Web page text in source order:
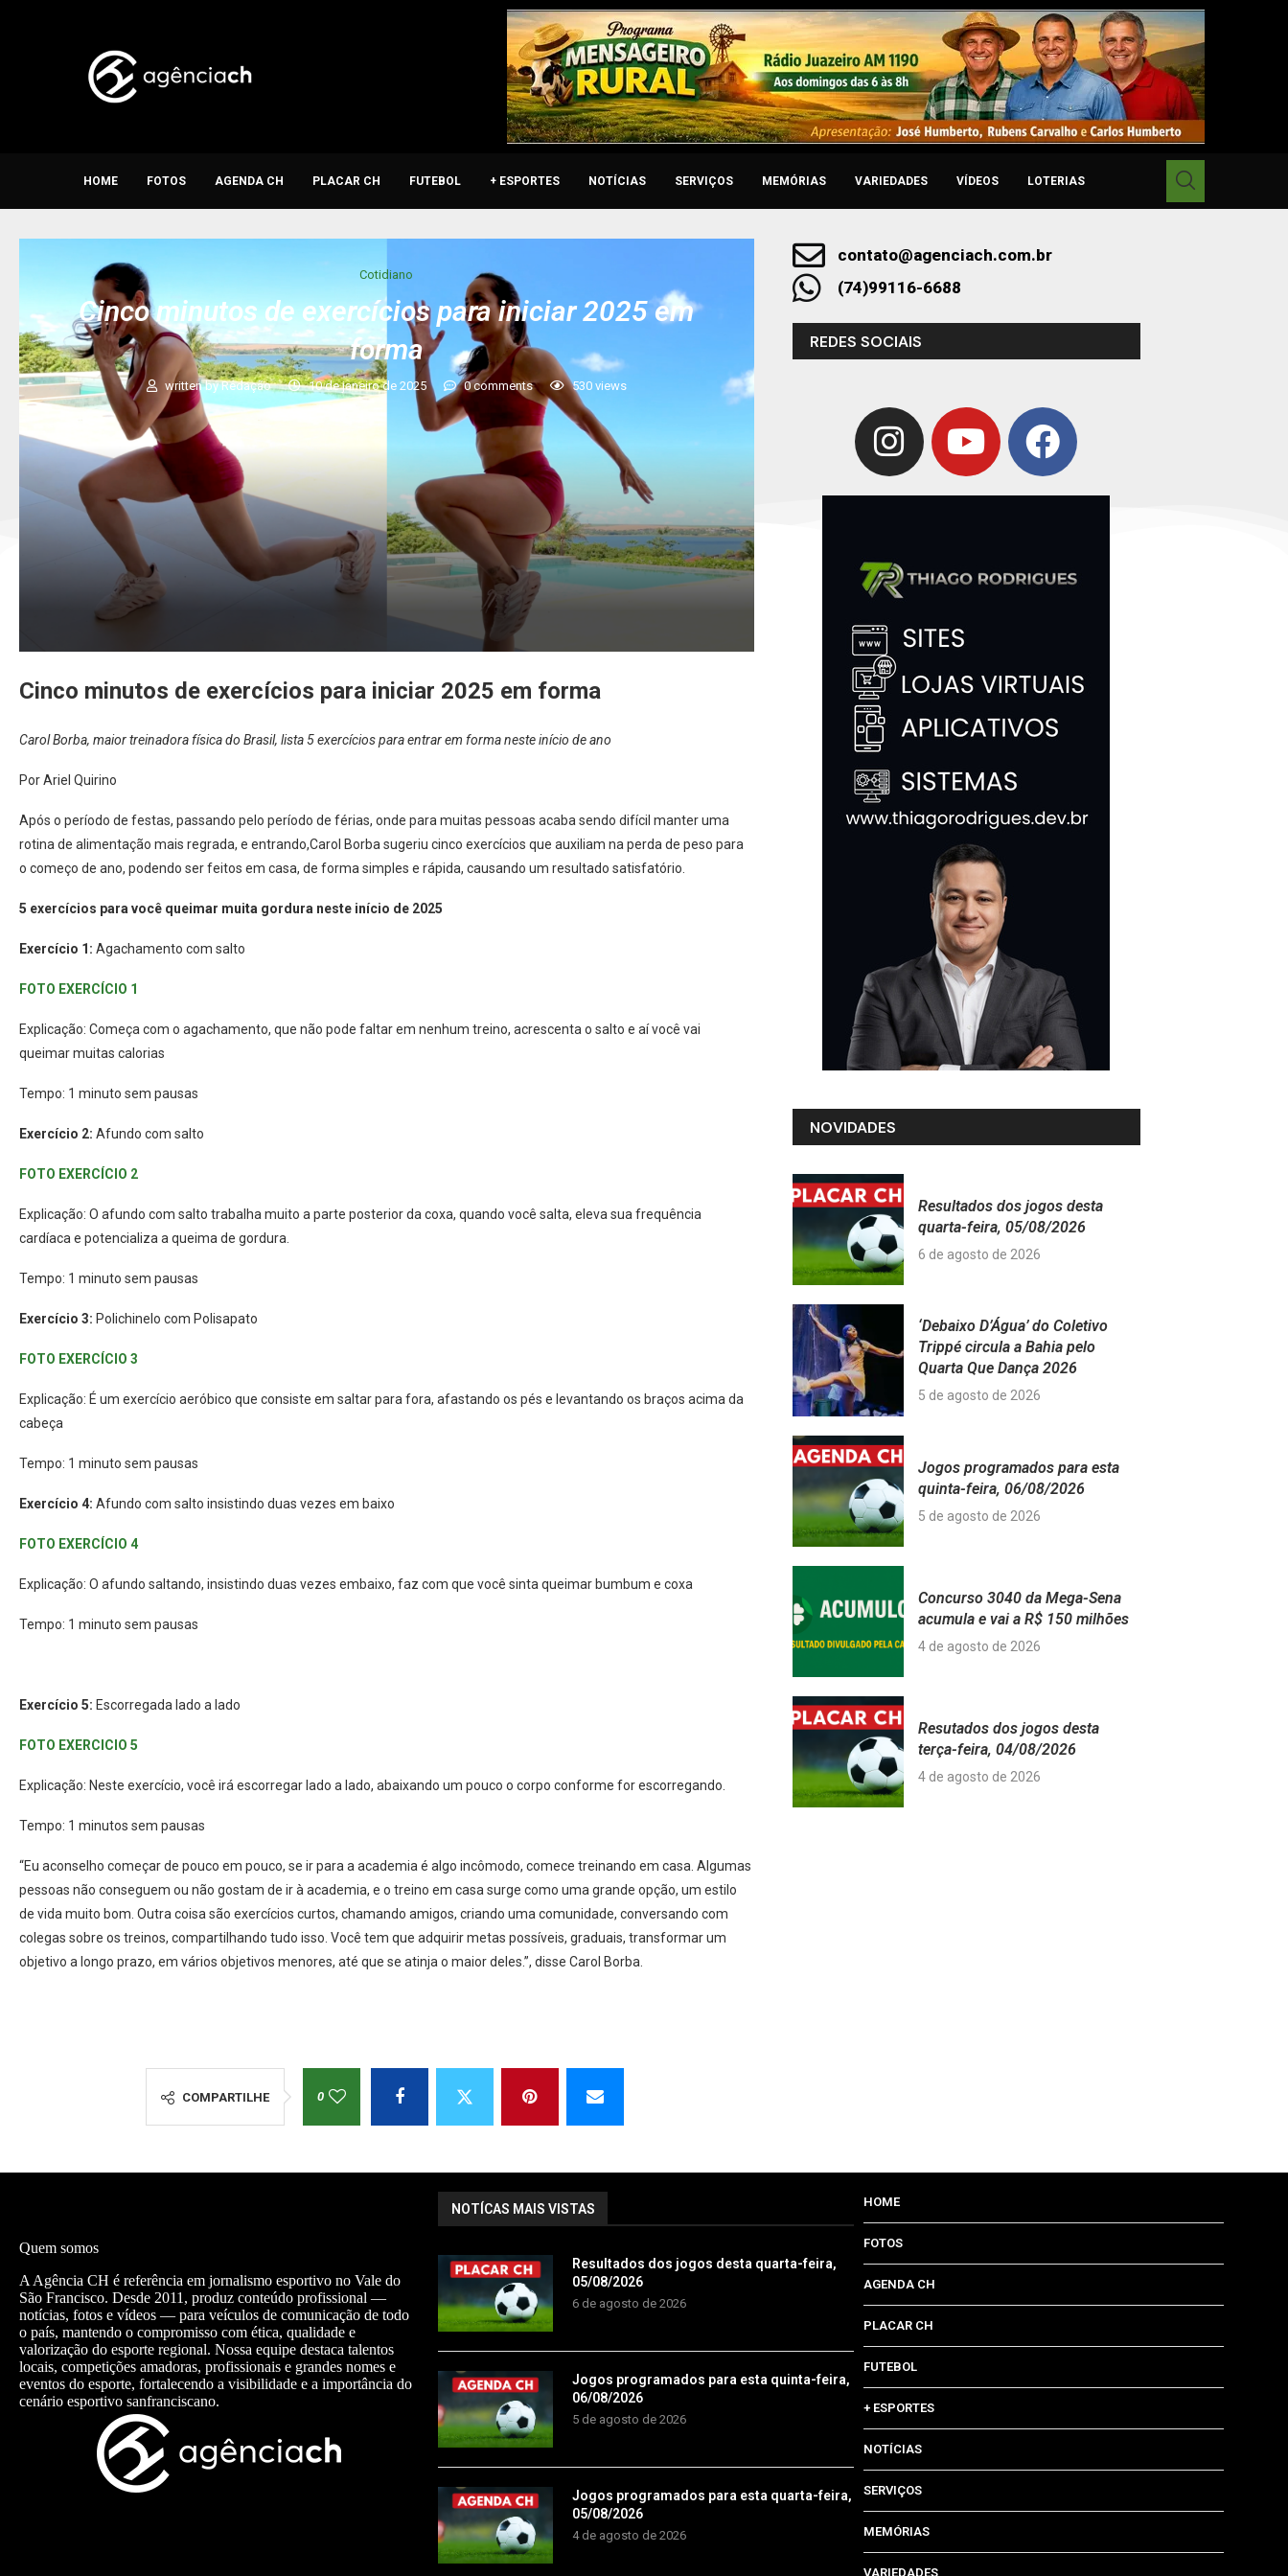
HOME FOTOS AGENDA CH PLACAR CH FUTEBOL + ESPORTES NOTÍCIAS SERVIÇOS MEMÓRIAS VARIEDADES VÍDEOS LOTERIAS
Cotidiano
Cinco minutos de exercícios para iniciar 2025 em
forma
written byRedação 10 de janeiro de 2025 0 comments 530views
Cinco minutos de exercícios para iniciar 2025 em forma
Carol Borba, maior treinadora física do Brasil, lista 5 exercícios para entrar em forma neste início de ano
Por Ariel Quirino
Após o período de festas, passando pelo período de férias, onde para muitas pessoas acaba sendo difícil manter uma
rotina de alimentação mais regrada, e entrando,Carol Borba sugeriu cinco exercícios que auxiliam na perda de peso para
o começo de ano, podendo ser feitos em casa, de forma simples e rápida, causando um resultado satisfatório.
5 exercícios para você queimar muita gordura neste início de 2025
Exercício 1: Agachamento com salto
FOTO EXERCÍCIO 1
Explicação: Começa com o agachamento, que não pode faltar em nenhum treino, acrescenta o salto e aí você vai
queimar muitas calorias
Tempo: 1 minuto sem pausas
Exercício 2: Afundo com salto
FOTO EXERCÍCIO 2
Explicação: O afundo com salto trabalha muito a parte posterior da coxa, quando você salta, eleva sua frequência
cardíaca e potencializa a queima de gordura.
Tempo: 1 minuto sem pausas
Exercício 3: Polichinelo com Polisapato
FOTO EXERCÍCIO 3
Explicação: É um exercício aeróbico que consiste em saltar para fora, afastando os pés e levantando os braços acima da
cabeça
Tempo: 1 minuto sem pausas
Exercício 4: Afundo com salto insistindo duas vezes em baixo
FOTO EXERCÍCIO 4
Explicação: O afundo saltando, insistindo duas vezes embaixo, faz com que você sinta queimar bumbum e coxa
Tempo: 1 minuto sem pausas
Exercício 5: Escorregada lado a lado
FOTO EXERCICIO 5
Explicação: Neste exercício, você irá escorregar lado a lado, abaixando um pouco o corpo conforme for escorregando.
Tempo: 1 minutos sem pausas
“Eu aconselho começar de pouco em pouco, se ir para a academia é algo incômodo, comece treinando em casa. Algumas
pessoas não conseguem ou não gostam de ir à academia, e o treino em casa surge como uma grande opção, um estilo
de vida muito bom. Outra coisa são exercícios curtos, chamando amigos, criando uma comunidade, conversando com
colegas sobre os treinos, compartilhando tudo isso. Você tem que adquirir metas possíveis, graduais, transformar um
objetivo a longo prazo, em vários objetivos menores, até que se atinja o maior deles.”, disse Carol Borba.
COMPARTILHE 0
contato@agenciach.com.br
(74)99116-6688
REDES SOCIAIS
NOVIDADES
Resultados dos jogos desta
quarta-feira, 05/08/2026
6 de agosto de 2026
‘Debaixo D’Água’ do Coletivo
Trippé circula a Bahia pelo
Quarta Que Dança 2026
5 de agosto de 2026
Jogos programados para esta
quinta-feira, 06/08/2026
5 de agosto de 2026
Concurso 3040 da Mega-Sena
acumula e vai a R$ 150 milhões
4 de agosto de 2026
Resutados dos jogos desta
terça-feira, 04/08/2026
4 de agosto de 2026
Quem somos
A Agência CH é referência em jornalismo esportivo no Vale do
São Francisco. Desde 2011, produz conteúdo profissional —
notícias, fotos e vídeos — para veículos de comunicação de todo
o país, mantendo o compromisso com ética, qualidade e
valorização do esporte regional. Nossa equipe destaca talentos
locais, competições amadoras, profissionais e grandes nomes e
eventos do esporte, fortalecendo a visibilidade e a importância do
cenário esportivo sanfranciscano.
NOTÍCAS MAIS VISTAS
Resultados dos jogos desta quarta-feira,
05/08/2026
6 de agosto de 2026
Jogos programados para esta quinta-feira,
06/08/2026
5 de agosto de 2026
Jogos programados para esta quarta-feira,
05/08/2026
4 de agosto de 2026
HOME
FOTOS
AGENDA CH
PLACAR CH
FUTEBOL
+ ESPORTES
NOTÍCIAS
SERVIÇOS
MEMÓRIAS
VARIEDADES